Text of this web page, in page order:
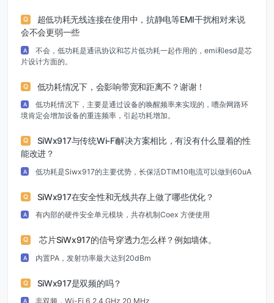
Q
超低功耗无线连接在使用中，抗静电等EMI干扰相对来说
会不会更弱一些
A
不会，低功耗是通讯协议和芯片低功耗一起作用的，emi和esd是芯
片设计方面的。
Q 低功耗情况下，会影响带宽和距离不？谢谢！
A
低功耗情况下，主要是通过设备的唤醒频率来实现的，嘈杂网路环
境肯定会增加设备的重连频率，引起功耗增加。
Q
SiWx917与传统Wi-Fi解决方案相比，有没有什么显着的性
能改进？
A 低功耗是Siwx917的主要优势，长保活DTIM10电流可以做到60uA
Q SiWx917在安全性和无线共存上做了哪些优化？
A 有内部的硬件安全单元模块，共存机制Coex 方便使用
Q 芯片SiWx917的信号穿透力怎么样？例如墙体。
A 内置PA，发射功率最大达到20dBm
Q SiWx917是双频的吗？
A 非双频，Wi-Fi 6 2.4 GHz 20 MHz